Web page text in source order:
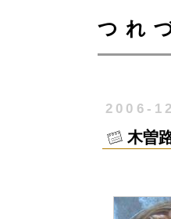
つれ
2006-
木曽